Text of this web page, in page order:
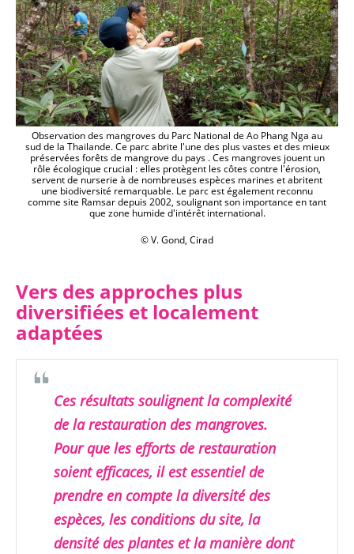
Observation des mangroves du Parc National de Ao Phang Nga au
sud de la Thailande. Ce parc abrite l'une des plus vastes et des mieux
préservées forêts de mangrove du pays . Ces mangroves jouent un
rôle écologique crucial : elles protègent les côtes contre l'érosion,
servent de nurserie à de nombreuses espèces marines et abritent
une biodiversité remarquable. Le parc est également reconnu
comme site Ramsar depuis 2002, soulignant son importance en tant
que zone humide d'intérêt international.
© V. Gond, Cirad
Vers des approches plus
diversifiées et localement
adaptées
Ces résultats soulignent la complexité
de la restauration des mangroves.
Pour que les efforts de restauration
soient efficaces, il est essentiel de
prendre en compte la diversité des
espèces, les conditions du site, la
densité des plantes et la manière dont